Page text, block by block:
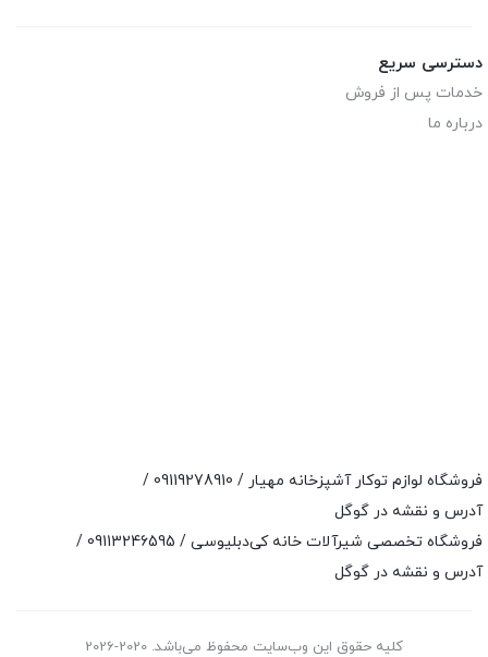
دسترسی سریع
خدمات پس از فروش
درباره ما
فروشگاه لوازم توکار آشپزخانه مهیار / 09119278910
/
آدرس و نقشه در گوگل
فروشگاه تخصصی شیرآلات خانه کی‌دبلیوسی / 09113246595
/
آدرس و نقشه در گوگل
کلیه حقوق این وب‌سایت محفوظ می‌باشد. 2020-2026